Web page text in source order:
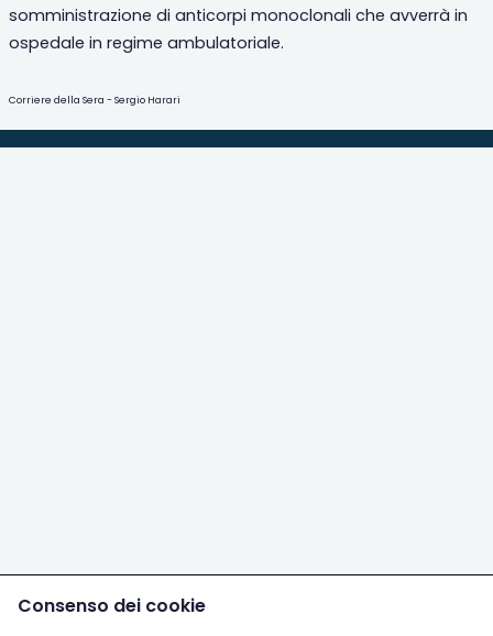
somministrazione di anticorpi monoclonali che avverrà in
ospedale in regime ambulatoriale.
Corriere della Sera - Sergio Harari
Consenso dei cookie